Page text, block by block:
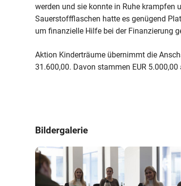
werden und sie konnte in Ruhe krampfen
Sauerstoffflaschen hatte es genügend
um finanzielle Hilfe bei der Finanzierung
Aktion Kinderträume übernimmt die
31.600,00. Davon stammen EUR
Bildergalerie